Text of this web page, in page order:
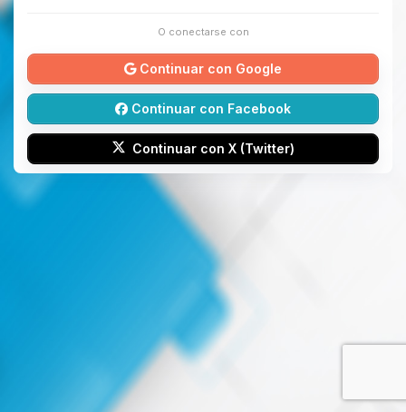
O conectarse con
Continuar con Google
Continuar con Facebook
Continuar con X (Twitter)